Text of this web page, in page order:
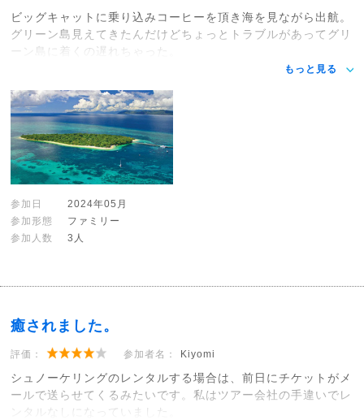
ビッグキャットに乗り込みコーヒーを頂き海を見ながら出航。
グリーン島見えてきたんだけどちょっとトラブルがあってグリ
ーン島に着くの遅れちゃった。
もっと見る
参加日
2024年05月
参加形態
ファミリー
参加人数
3人
癒されました。
評価： 参加者名： Kiyomi
シュノーケリングのレンタルする場合は、前日にチケットがメ
ールで送らせてくるみたいです。私はツアー会社の手違いでレ
ンタルなしになっていました。